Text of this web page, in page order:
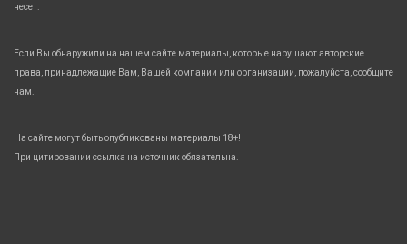
несет.
Если Вы обнаружили на нашем сайте материалы, которые нарушают авторские
права, принадлежащие Вам, Вашей компании или организации, пожалуйста, сообщите
нам.
На сайте могут быть опубликованы материалы 18+!
При цитировании ссылка на источник обязательна.